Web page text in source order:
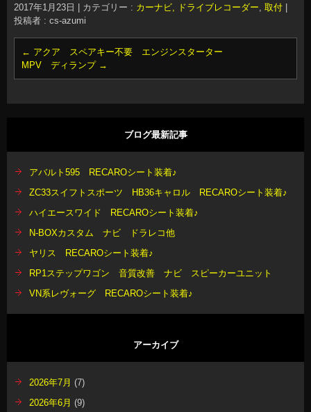
2017年1月23日 カテゴリー : カーナビ, ドライブレコーダー, 取付
投稿者 : cs-azumi
← アクア スペアキー不要 エンジンスターター
MPV ディランプ →
ブログ最新記事
アバルト595 RECAROシート装着♪
ZC33スイフトスポーツ HB36キャロル RECAROシート装着♪
ハイエースワイド RECAROシート装着♪
N-BOXカスタム ナビ ドラレコ他
ヤリス RECAROシート装着♪
RP1ステップワゴン 音質改善 ナビ スピーカーユニット
VN系レヴォーグ RECAROシート装着♪
アーカイブ
2026年7月 (7)
2026年6月 (9)